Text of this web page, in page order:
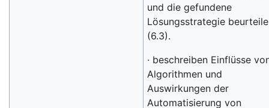
und die gefundene
Lösungsstrategie
(6.3).
· beschreiben Einflüsse
Algorithmen und
Auswirkungen der
Automatisierung von